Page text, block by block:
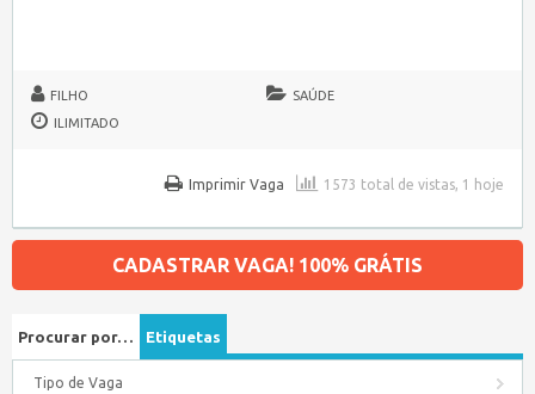
FILHO
SAÚDE
ILIMITADO
1573 total de vistas, 1 hoje
Imprimir Vaga
CADASTRAR VAGA! 100% GRÁTIS
Procurar por… Etiquetas
Tipo de Vaga